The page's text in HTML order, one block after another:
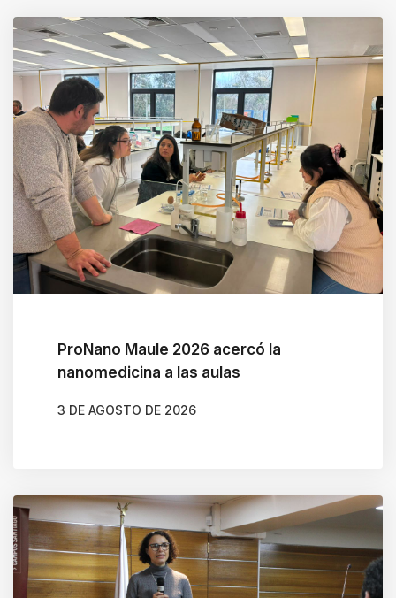
ProNano Maule 2026 acercó la
nanomedicina a las aulas
3 DE AGOSTO DE 2026